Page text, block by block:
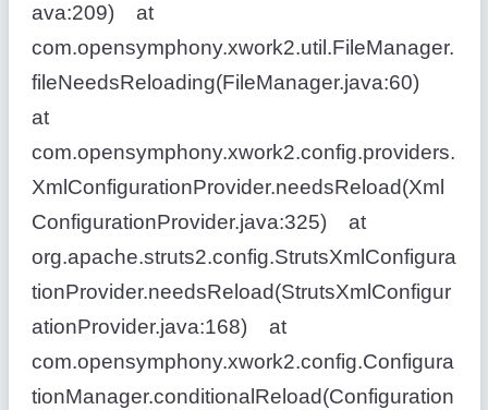
ava:209) at
com.opensymphony.xwork2.util.FileManager.
fileNeedsReloading(FileManager.java:60)
at
com.opensymphony.xwork2.config.providers.
XmlConfigurationProvider.needsReload(Xml
ConfigurationProvider.java:325) at
org.apache.struts2.config.StrutsXmlConfigura
tionProvider.needsReload(StrutsXmlConfigur
ationProvider.java:168) at
com.opensymphony.xwork2.config.Configura
tionManager.conditionalReload(Configuration